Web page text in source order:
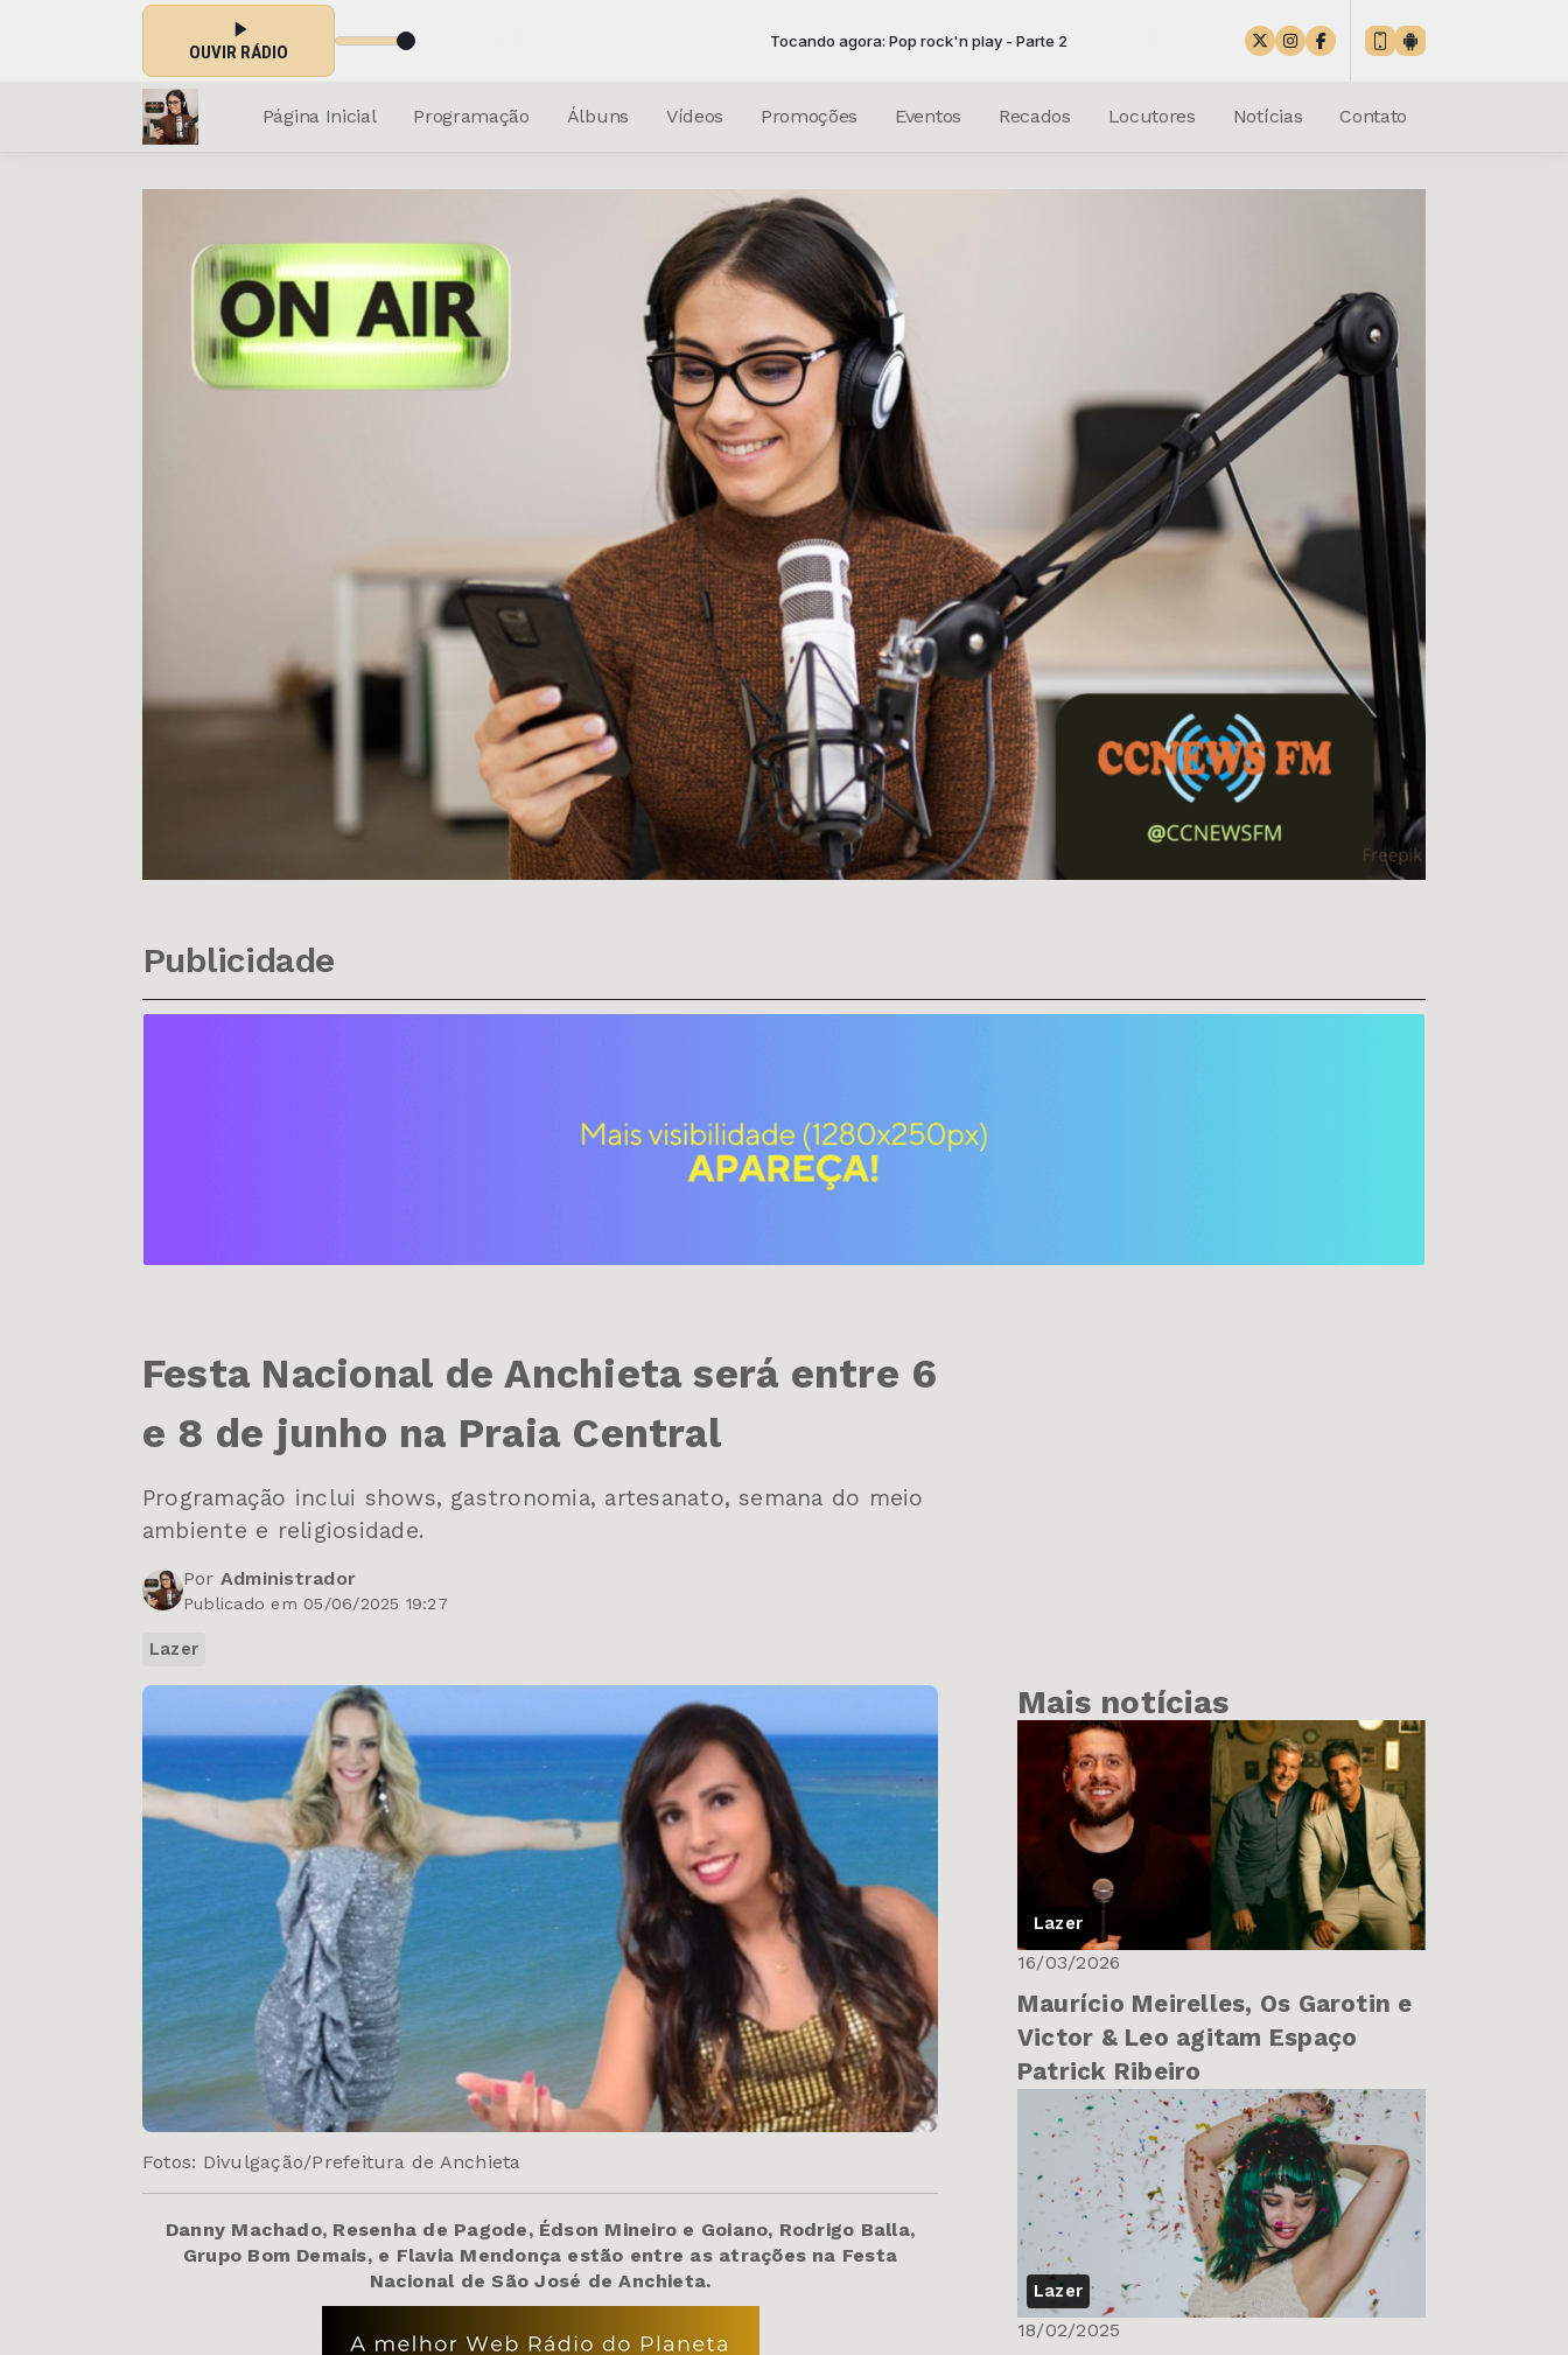
OUVIR RÁDIO
Tocando agora: Pop rock'n play - Parte 2
Página Inicial Programação Álbuns Vídeos Promoções Eventos Recados Locutores Notícias Contato
Publicidade
Festa Nacional de Anchieta será entre 6
e 8 de junho na Praia Central
Programação inclui shows, gastronomia, artesanato, semana do meio
ambiente e religiosidade.
Por Administrador
Publicado em 05/06/2025 19:27
Lazer
Fotos: Divulgação/Prefeitura de Anchieta
Danny Machado, Resenha de Pagode, Édson Mineiro e Goiano, Rodrigo Balla,
Grupo Bom Demais, e Flavia Mendonça estão entre as atrações na Festa
Nacional de São José de Anchieta​.
Mais notícias
Lazer
16/03/2026
Maurício Meirelles, Os Garotin e
Victor & Leo agitam Espaço
Patrick Ribeiro
Lazer
18/02/2025